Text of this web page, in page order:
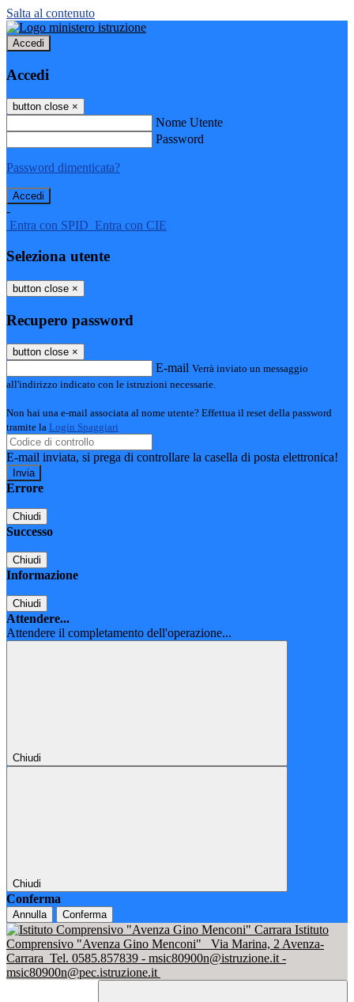
Salta al contenuto
Accedi
Accedi
button close ×
Nome Utente
Password
Password dimenticata?
-
Entra con SPID Entra con CIE
Seleziona utente
button close ×
Recupero password
button close ×
E-mail Verrà inviato un messaggio
all'indirizzo indicato con le istruzioni necessarie.
Non hai una e-mail associata al nome utente? Effettua il reset della password
tramite la Login Spaggiari
E-mail inviata, si prega di controllare la casella di posta elettronica!
Errore
Chiudi
Successo
Chiudi
Informazione
Chiudi
Attendere...
Attendere il completamento dell'operazione...
Chiudi
Chiudi
Conferma
Annulla Conferma
Istituto
Comprensivo "Avenza Gino Menconi"
Via Marina, 2 Avenza-
Carrara Tel. 0585.857839 - msic80900n@istruzione.it -
msic80900n@pec.istruzione.it